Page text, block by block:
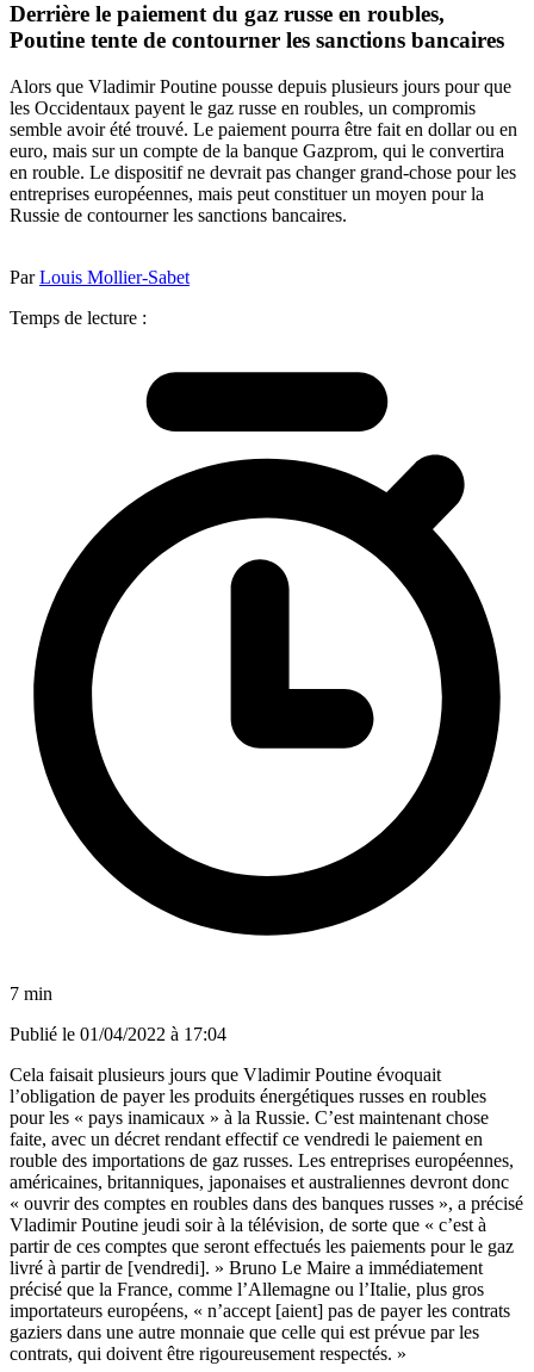
Derrière le paiement du gaz russe en roubles,
Poutine tente de contourner les sanctions bancaires
Alors que Vladimir Poutine pousse depuis plusieurs jours pour que
les Occidentaux payent le gaz russe en roubles, un compromis
semble avoir été trouvé. Le paiement pourra être fait en dollar ou en
euro, mais sur un compte de la banque Gazprom, qui le convertira
en rouble. Le dispositif ne devrait pas changer grand-chose pour les
entreprises européennes, mais peut constituer un moyen pour la
Russie de contourner les sanctions bancaires.
ParLouis Mollier-Sabet
Temps de lecture :
7 min
Publié le 01/04/2022 à 17:04
Cela faisait plusieurs jours que Vladimir Poutine évoquait
l’obligation de payer les produits énergétiques russes en roubles
pour les « pays inamicaux » à la Russie. C’est maintenant chose
faite, avec un décret rendant effectif ce vendredi le paiement en
rouble des importations de gaz russes. Les entreprises européennes,
américaines, britanniques, japonaises et australiennes devront donc
« ouvrir des comptes en roubles dans des banques russes », a précisé
Vladimir Poutine jeudi soir à la télévision, de sorte que « c’est à
partir de ces comptes que seront effectués les paiements pour le gaz
livré à partir de [vendredi]. » Bruno Le Maire a immédiatement
précisé que la France, comme l’Allemagne ou l’Italie, plus gros
importateurs européens, « n’accept [aient] pas de payer les contrats
gaziers dans une autre monnaie que celle qui est prévue par les
contrats, qui doivent être rigoureusement respectés. »